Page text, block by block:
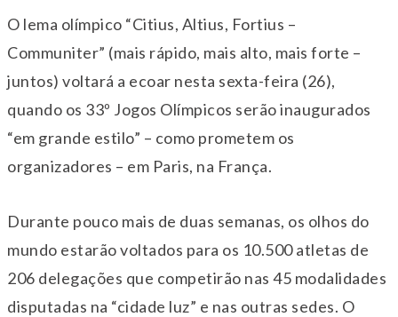
O lema olímpico “Citius, Altius, Fortius –
Communiter” (mais rápido, mais alto, mais forte –
juntos) voltará a ecoar nesta sexta-feira (26),
quando os 33º Jogos Olímpicos serão inaugurados
“em grande estilo” – como prometem os
organizadores – em Paris, na França.
Durante pouco mais de duas semanas, os olhos do
mundo estarão voltados para os 10.500 atletas de
206 delegações que competirão nas 45 modalidades
disputadas na “cidade luz” e nas outras sedes. O